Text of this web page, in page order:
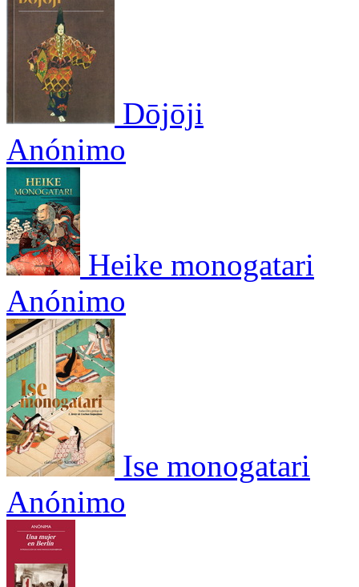
Dōjōji
Anónimo
Heike monogatari
Anónimo
Ise monogatari
Anónimo